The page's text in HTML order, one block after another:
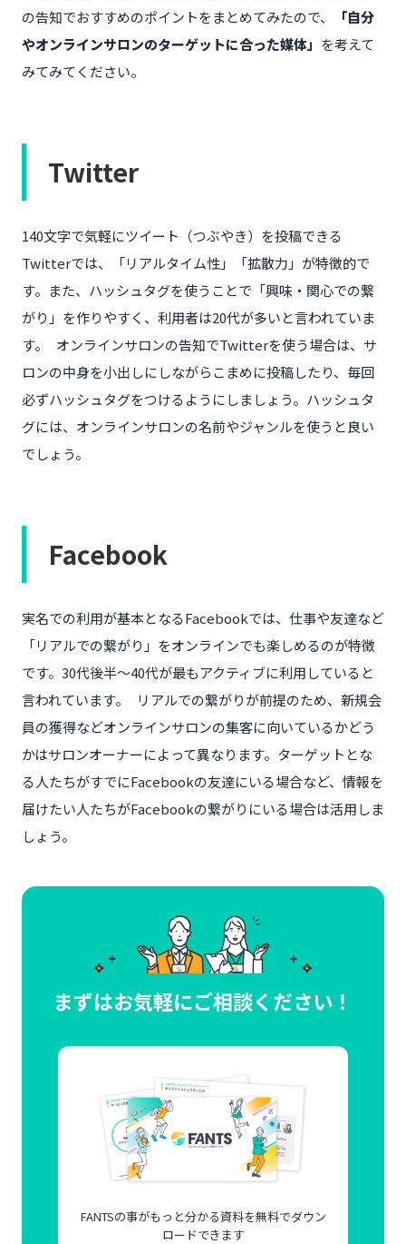
の告知でおすすめのポイントをまとめてみたので、
「自分
やオンラインサロンのターゲットに合った媒体」 を考えて
みてみてください。
Twitter
140文字で気軽にツイート（つぶやき）を投稿できる
Twitterでは、「リアルタイム性」「拡散力」が特徴的で
す。また、ハッシュタグを使うことで「興味・関心での繋
がり」を作りやすく、利用者は20代が多いと言われていま
す。 オンラインサロンの告知でTwitterを使う場合は、サ
ロンの中身を小出しにしながらこまめに投稿したり、毎回
必ずハッシュタグをつけるようにしましょう。ハッシュタ
グには、オンラインサロンの名前やジャンルを使うと良い
でしょう。
Facebook
実名での利用が基本となるFacebookでは、仕事や友達など
「リアルでの繋がり」をオンラインでも楽しめるのが特徴
です。30代後半〜40代が最もアクティブに利用していると
言われています。 リアルでの繋がりが前提のため、新規会
員の獲得などオンラインサロンの集客に向いているかどう
かはサロンオーナーによって異なります。ターゲットとな
る人たちがすでにFacebookの友達にいる場合など、情報を
届けたい人たちがFacebookの繋がりにいる場合は活用しま
しょう。
まずはお気軽にご相談ください！
FANTSの事がもっと分かる資料を無料でダウン
ロードできます